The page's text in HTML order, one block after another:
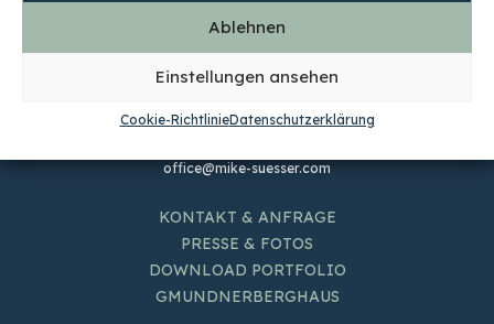
Ablehnen
Einstellungen ansehen
Cookie-RichtlinieDatenschutzerklärung
Bundesstraße 31, 4817 St. Konrad
office@mike-suesser.com
KONTAKT & ANFRAGE
PRESSE & FOTOS
DOWNLOAD PORTFOLIO
GMUNDNERBERGHAUS